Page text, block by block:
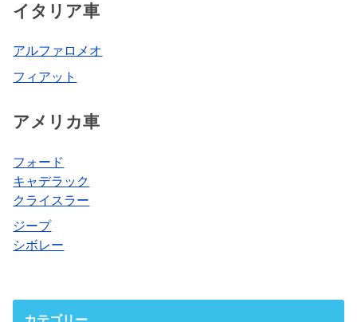
イタリア車
アルファロメオ
フィアット
アメリカ車
フォード
キャデラック
クライスラー
ジープ
シボレー